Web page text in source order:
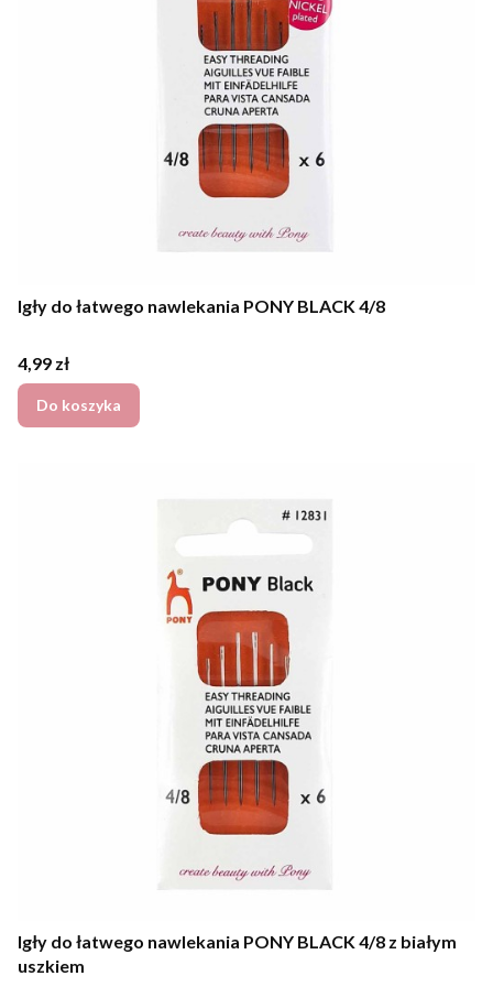
Igły do łatwego nawlekania PONY BLACK 4/8
Cena
4,99 zł
Do koszyka
Igły do łatwego nawlekania PONY BLACK 4/8 z białym
uszkiem